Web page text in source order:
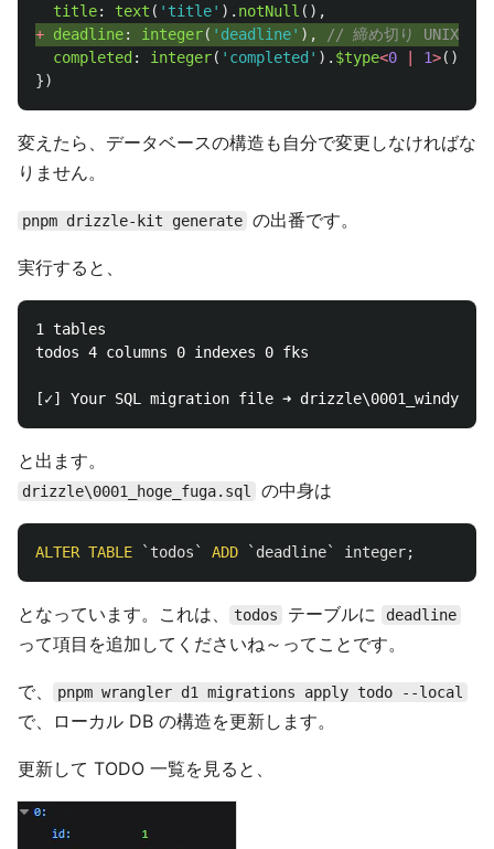
title: text ( ' title' ). notNull (),
+ deadline: integer( ' deadline' ),
// 締め切り UNIX 時
completed: integer( ' completed ' ). $type<0 | 1>().
})
変えたら、データベースの構造も自分で変更しなければな
りません。
pnpm drizzle-kit generate の出番です。
実行すると、
1 tables
todos 4 columns 0 indexes 0 fks
と出ます。
drizzle\0001_hoge_fuga.sql の中身は
ALTER TABLE `todos` ADD `deadline` integer;
となっています。これは、 todos テーブルに deadline
って項目を追加してくださいね～ってことです。
で、 pnpm wrangler d1 migrations apply todo --local
で、ローカル DB の構造を更新します。
更新して TODO 一覧を見ると、